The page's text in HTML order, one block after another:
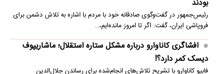
بودند
رئیس‌جمهور در گفت‌وگوی صادقانه خود با مردم با اشاره به تلاش دشمن برای
فروپاشی ایران، گفت: اگر تا امروز مانده‌ایم،…
افشاگری کاناوارو درباره مشکل ستاره استقلال؛ ماشاریپوف
دیسک کمر دارد؟!
فابیو کاناوارو با تشریح تلاش‌های انجام‌شده برای رساندن جلال‌الدین